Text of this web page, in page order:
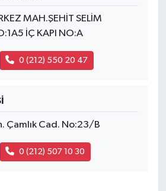
MAH.ŞEHİT SELİM
İÇ KAPI NO:A
0 (212) 550 20 47
Çamlık Cad. No:23/B
0 (212) 507 10 30